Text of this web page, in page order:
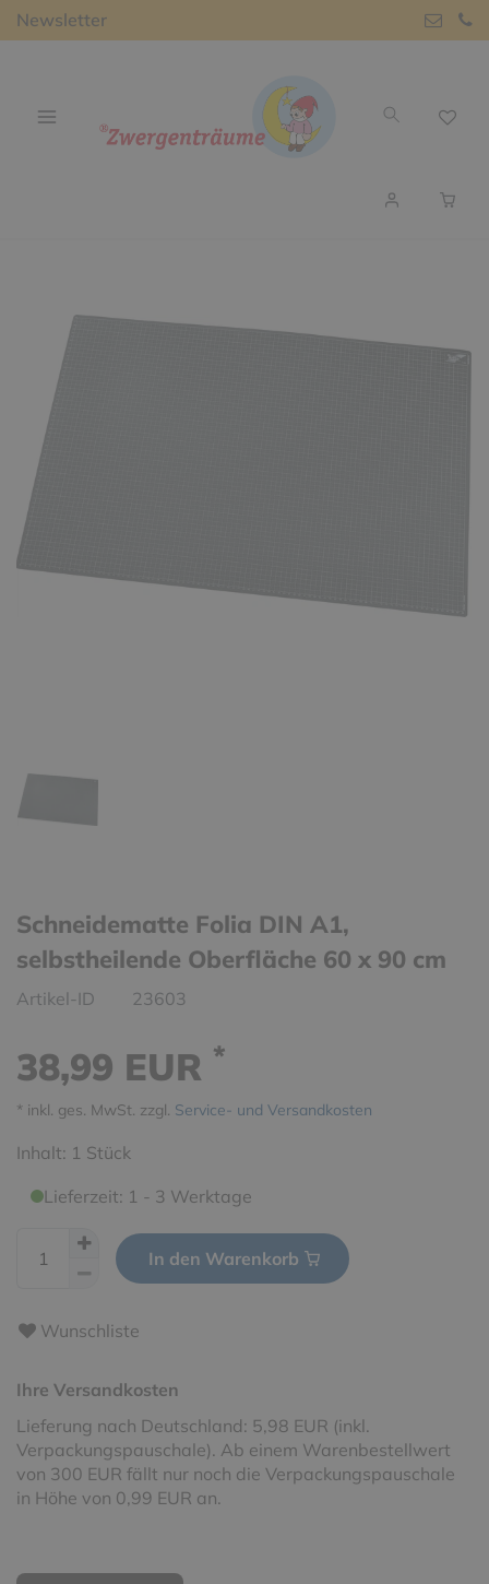
Newsletter
Schneidematte Folia DIN A1,
selbstheilende Oberfläche 60 x 90 cm
Artikel-ID 23603
38,99 EUR *
* inkl. ges. MwSt. zzgl. Service- und Versandkosten
Inhalt: 1 Stück
Lieferzeit: 1 - 3 Werktage
In den Warenkorb
Wunschliste
Ihre Versandkosten
Lieferung nach Deutschland: 5,98 EUR (inkl.
Verpackungspauschale). Ab einem Warenbestellwert
von 300 EUR fällt nur noch die Verpackungspauschale
in Höhe von 0,99 EUR an.